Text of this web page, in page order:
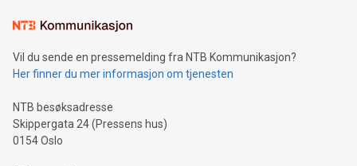
Vil du sende en pressemelding fra NTB Kommunikasjon?
Her finner du mer informasjon om tjenesten
NTB besøksadresse
Skippergata 24 (Pressens hus)
0154 Oslo